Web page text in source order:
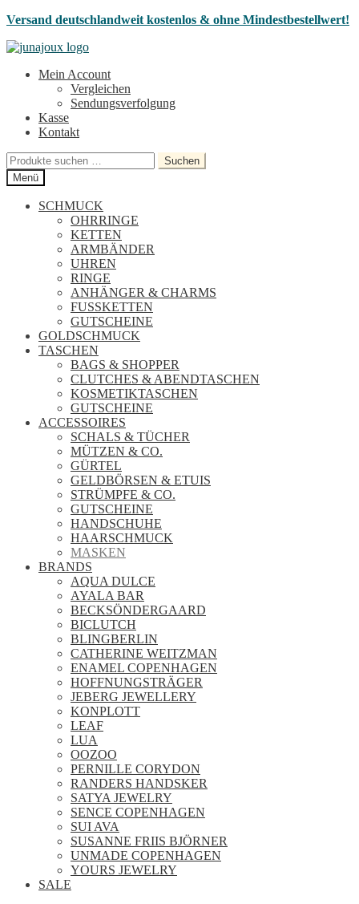
Versand deutschlandweit kostenlos & ohne Mindestbestellwert!
Zur
springen
Zum
springenMein Account
Vergleichen
Sendungsverfolgung
Kasse
Kontakt
Suchen
nach:
Suchen
Menü
SCHMUCK
OHRRINGE
KETTEN
ARMBÄNDER
UHREN
RINGE
ANHÄNGER & CHARMS
FUSSKETTEN
GUTSCHEINE
GOLDSCHMUCK
TASCHEN
BAGS & SHOPPER
CLUTCHES & ABENDTASCHEN
KOSMETIKTASCHEN
GUTSCHEINE
ACCESSOIRES
SCHALS & TÜCHER
MÜTZEN & CO.
GÜRTEL
GELDBÖRSEN & ETUIS
STRÜMPFE & CO.
GUTSCHEINE
HANDSCHUHE
HAARSCHMUCK
MASKEN
BRANDS
AQUA DULCE
AYALA BAR
BECKSÖNDERGAARD
BICLUTCH
BLINGBERLIN
CATHERINE WEITZMAN
ENAMEL COPENHAGEN
HOFFNUNGSTRÄGER
JEBERG JEWELLERY
KONPLOTT
LEAF
LUA
OOZOO
PERNILLE CORYDON
RANDERS HANDSKER
SATYA JEWELRY
SENCE COPENHAGEN
SUI AVA
SUSANNE FRIIS BJÖRNER
UNMADE COPENHAGEN
YOURS JEWELRY
SALE